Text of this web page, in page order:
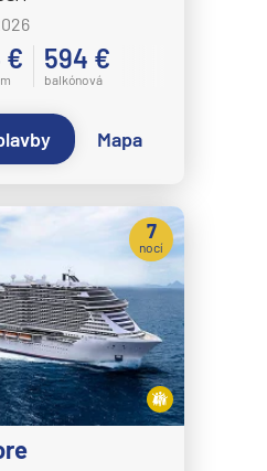
€ 594 €
balkónová
Mapa
7
nocí